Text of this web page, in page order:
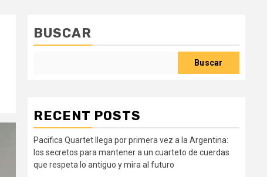
BUSCAR
Buscar
RECENT POSTS
Pacifica Quartet llega por primera vez a la Argentina:
los secretos para mantener a un cuarteto de cuerdas
que respeta lo antiguo y mira al futuro